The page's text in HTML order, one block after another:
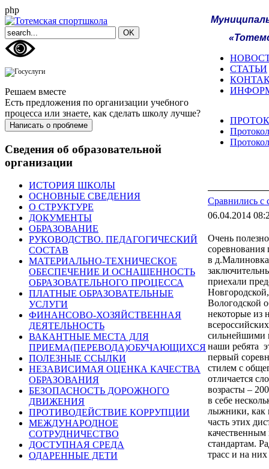
php
Решаем вместе
Есть предложения по организации учебного
процесса или знаете, как сделать школу лучше?
Написать о проблеме
Сведения об образовательной
организации
ИСТОРИЯ ШКОЛЫ
ОСНОВНЫЕ СВЕДЕНИЯ
О СТРУКТУРЕ
ДОКУМЕНТЫ
ОБРАЗОВАНИЕ
РУКОВОДСТВО. ПЕДАГОГИЧЕСКИЙ
СОСТАВ
МАТЕРИАЛЬНО-ТЕХНИЧЕСКОЕ
ОБЕСПЕЧЕНИЕ И ОСНАЩЕННОСТЬ
ОБРАЗОВАТЕЛЬНОГО ПРОЦЕССА
ПЛАТНЫЕ ОБРАЗОВАТЕЛЬНЫЕ
УСЛУГИ
ФИНАНСОВО-ХОЗЯЙСТВЕННАЯ
ДЕЯТЕЛЬНОСТЬ
ВАКАНТНЫЕ МЕСТА ДЛЯ
ПРИЕМА(ПЕРЕВОДА)ОБУЧАЮЩИХСЯ
ПОЛЕЗНЫЕ ССЫЛКИ
НЕЗАВИСИМАЯ ОЦЕНКА КАЧЕСТВА
ОБРАЗОВАНИЯ
БЕЗОПАСНОСТЬ ДОРОЖНОГО
ДВИЖЕНИЯ
ПРОТИВОДЕЙСТВИЕ КОРРУПЦИИ
МЕЖДУНАРОДНОЕ
СОТРУДНИЧЕСТВО
ДОСТУПНАЯ СРЕДА
ОДАРЕННЫЕ ДЕТИ
СТАТЬИ
Сравнились с
06.04.2014
Очень
в
приехали
Вологодской
некоторые из
сильнейшими
наши ребята
первый
стилем с
отличается
возрасты –
в себе
лыжники, как
часть этих
стандартам.
трасс и на них